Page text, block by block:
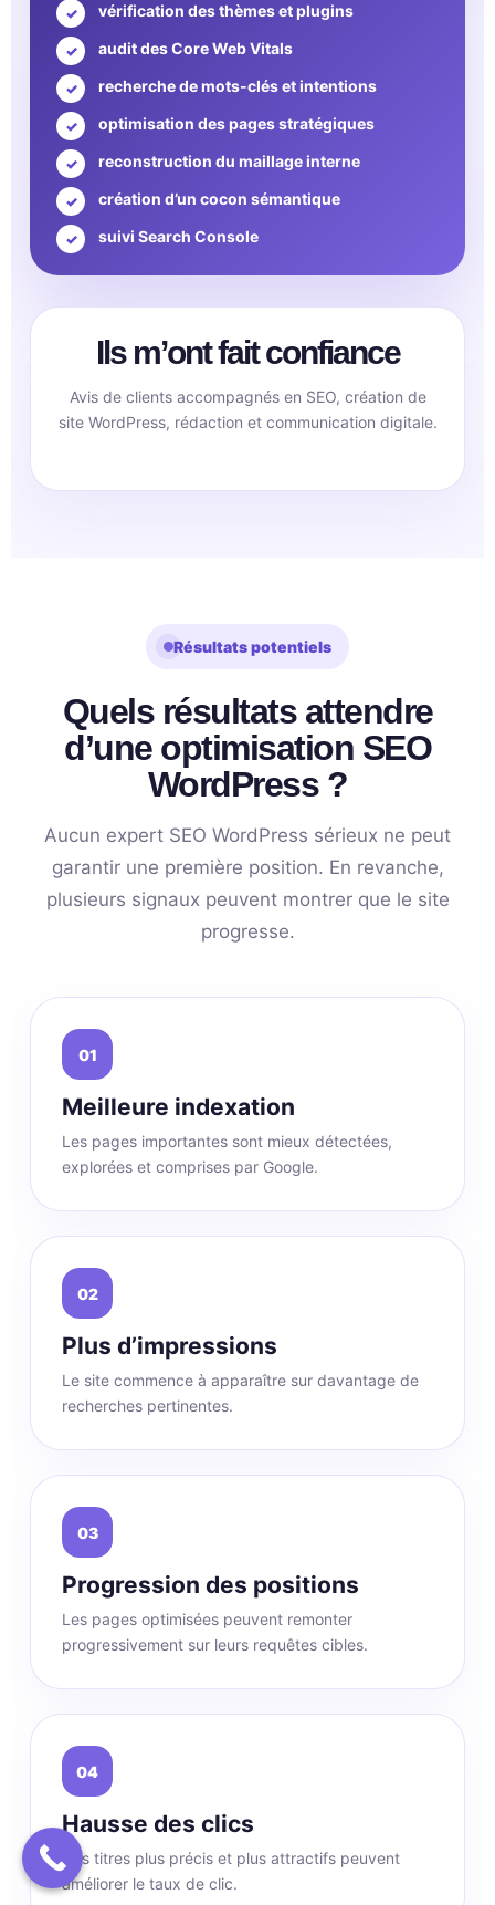
vérification des thèmes et plugins
audit des Core Web Vitals
recherche de mots-clés et intentions
optimisation des pages stratégiques
reconstruction du maillage interne
création d’un cocon sémantique
suivi Search Console
Ils m’ont fait confiance
Avis de clients accompagnés en SEO, création de
site WordPress, rédaction et communication digitale.
Résultats potentiels
Quels résultats attendre
d’une optimisation SEO
WordPress ?
Aucun expert SEO WordPress sérieux ne peut
garantir une première position. En revanche,
plusieurs signaux peuvent montrer que le site
progresse.
01
Meilleure indexation
Les pages importantes sont mieux détectées,
explorées et comprises par Google.
02
Plus d’impressions
Le site commence à apparaître sur davantage de
recherches pertinentes.
03
Progression des positions
Les pages optimisées peuvent remonter
progressivement sur leurs requêtes cibles.
04
Hausse des clics
Des titres plus précis et plus attractifs peuvent
améliorer le taux de clic.